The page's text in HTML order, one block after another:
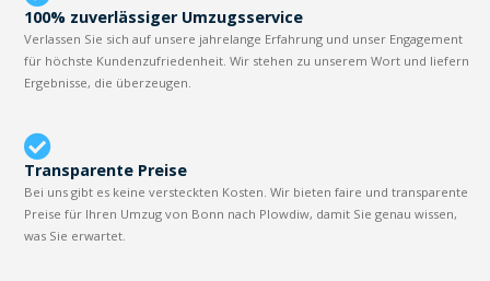
100% zuverlässiger Umzugsservice
Verlassen Sie sich auf unsere jahrelange Erfahrung und unser Engagement
für höchste Kundenzufriedenheit. Wir stehen zu unserem Wort und liefern
Ergebnisse, die überzeugen.
Transparente Preise
Bei uns gibt es keine versteckten Kosten. Wir bieten faire und transparente
Preise für Ihren Umzug von Bonn nach Plowdiw, damit Sie genau wissen,
was Sie erwartet.